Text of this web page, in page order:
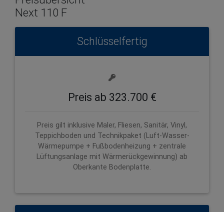
Next 110 F
Schlüsselfertig
Preis ab 323.700 €
Preis gilt inklusive Maler, Fliesen, Sanitär, Vinyl,
Teppichboden und Technikpaket (Luft-Wasser-
Wärmepumpe + Fußbodenheizung + zentrale
Lüftungsanlage mit Wärmerückgewinnung) ab
Oberkante Bodenplatte.